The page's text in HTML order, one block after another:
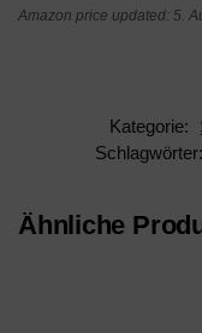
Amazon price updated: 5.
Kategorie:
Schlagwörter:
Ähnliche